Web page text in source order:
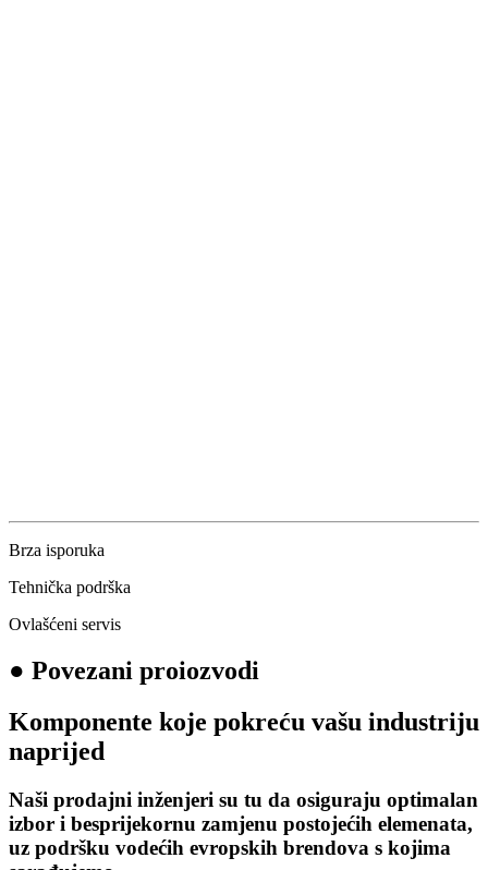
Brza isporuka
Tehnička podrška
Ovlašćeni servis
● Povezani proiozvodi
Komponente koje pokreću vašu industriju
naprijed
Naši prodajni inženjeri su tu da osiguraju optimalan
izbor i besprijekornu zamjenu postojećih elemenata,
uz podršku vodećih evropskih brendova s kojima